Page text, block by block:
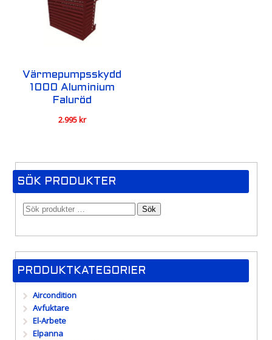
Värmepumpsskydd
1000 Aluminium
Faluröd
2.995kr
SÖK PRODUKTER
Sök
PRODUKTKATEGORIER
Aircondition
Avfuktare
El-Arbete
Elpanna